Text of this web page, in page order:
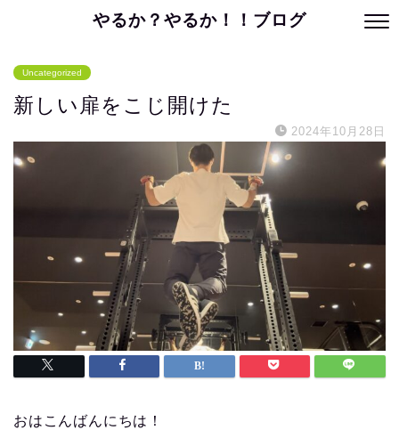
やるか？やるか！！ブログ
Uncategorized
新しい扉をこじ開けた
2024年10月28日
おはこんばんにちは！